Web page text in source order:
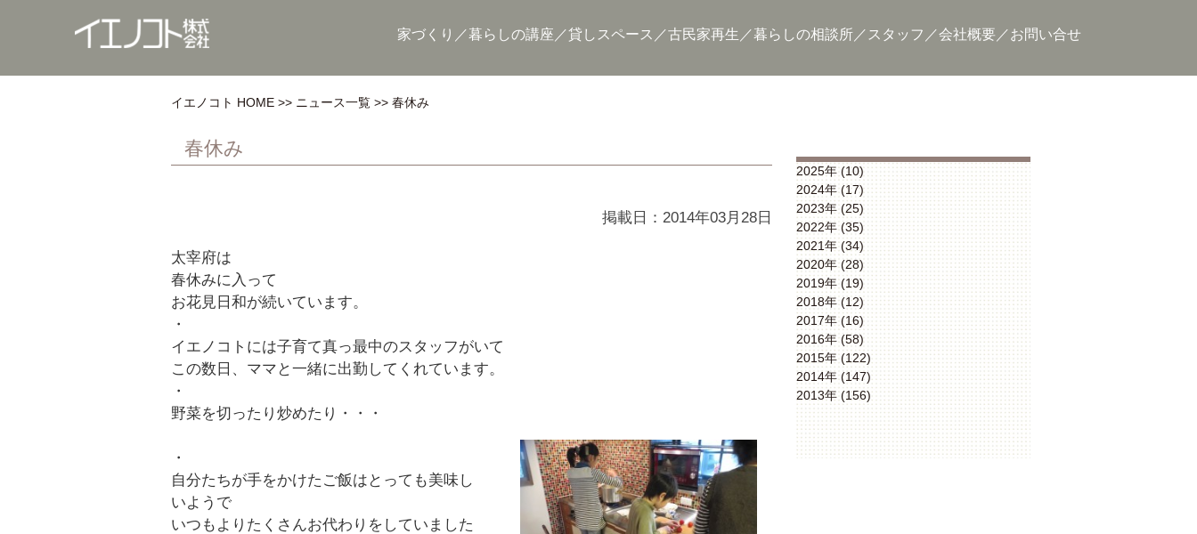
家づくり 暮らしの講座 貸しスペース 古民家再生 暮らしの相談所 スタッフ 会社概要 お問い合せ
イエノコト HOME ニュース一覧 春休み
春休み
掲載日：2014年03月28日
太宰府は
春休みに入って
お花見日和が続いています。
・
イエノコトには子育て真っ最中のスタッフがいて
この数日、ママと一緒に出勤してくれています。
・
野菜を切ったり炒めたり・・・
・
自分たちが手をかけたご飯はとっても美味し
いようで
いつもよりたくさんお代わりをしていました
2025年 (10)
2024年 (17)
2023年 (25)
2022年 (35)
2021年 (34)
2020年 (28)
2019年 (19)
2018年 (12)
2017年 (16)
2016年 (58)
2015年 (122)
2014年 (147)
2013年 (156)